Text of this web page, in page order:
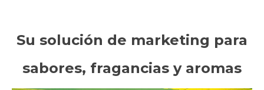
Su solución de marketing para
sabores, fragancias y aromas